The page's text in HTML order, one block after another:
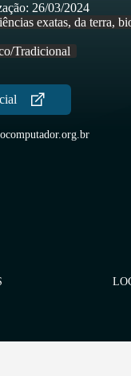
26/03/2024
exatas, da terra,
Tradicional